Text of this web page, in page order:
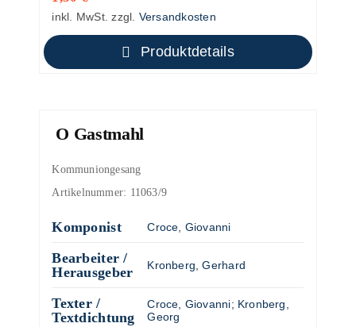
inkl. MwSt. zzgl. Versandkosten
Produktdetails
O Gastmahl
Kommuniongesang
Artikelnummer: 11063/9
Komponist Croce, Giovanni
Bearbeiter /
Herausgeber
Kronberg, Gerhard
Texter /
Textdichtung
Croce, Giovanni; Kronberg,
Georg